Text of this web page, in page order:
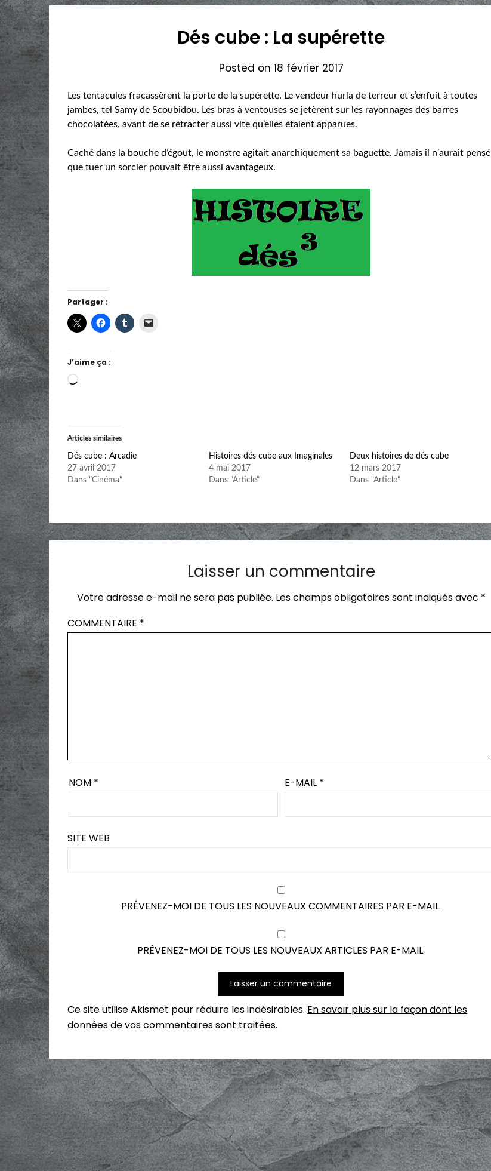
Dés cube : La supérette
Posted on 18 février 2017
Les tentacules fracassèrent la porte de la supérette. Le vendeur hurla de terreur et s’enfuit à toutes
jambes, tel Samy de Scoubidou. Les bras à ventouses se jetèrent sur les rayonnages des barres
chocolatées, avant de se rétracter aussi vite qu’elles étaient apparues.
Caché dans la bouche d’égout, le monstre agitait anarchiquement sa baguette. Jamais il n’aurait pensé
que tuer un sorcier pouvait être aussi avantageux.
Partager :
J’aime ça :
Chargement…
Articles similaires
Dés cube : Arcadie
27 avril 2017
Dans "Cinéma"
Histoires dés cube aux Imaginales
4 mai 2017
Dans "Article"
Deux histoires de dés cube
12 mars 2017
Dans "Article"
Laisser un commentaire
Votre adresse e-mail ne sera pas publiée. Les champs obligatoires sont indiqués avec *
COMMENTAIRE *
NOM * E-MAIL *
SITE WEB
PRÉVENEZ-MOI DE TOUS LES NOUVEAUX COMMENTAIRES PAR E-MAIL.
PRÉVENEZ-MOI DE TOUS LES NOUVEAUX ARTICLES PAR E-MAIL.
Ce site utilise Akismet pour réduire les indésirables. En savoir plus sur la façon dont les
données de vos commentaires sont traitées.